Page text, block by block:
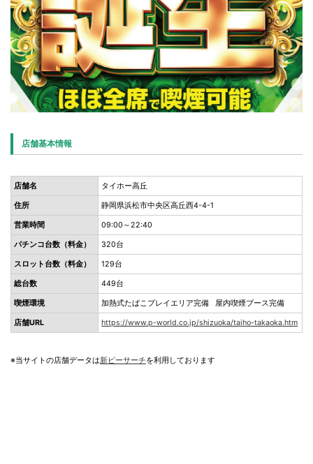
店舗基本情報
店舗名 タイホー高丘
住所 静岡県浜松市中央区高丘西4-4-1
営業時間 09:00～22:40
パチンコ台数（料金） 320台
スロット台数（料金） 129台
総台数 449台
喫煙環境 加熱式たばこプレイエリア完備 屋内喫煙ブース完備
店舗URL https://www.p-world.co.jp/shizuoka/taiho-takaoka.htm
※当サイトの店舗データは新ピーサーチを利用しております